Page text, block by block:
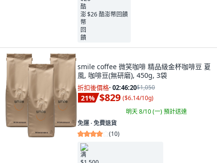
$26 酷澎幣回饋
smile coffee 微笑咖啡 精品級金杯咖啡豆 夏
風, 咖啡豆(無研磨), 450g, 3袋
折扣後價格· 02:46:18$1,050
21% $829 ($6.14/10g)
明天 8/10 (一)預計送達
免運 ∙ 免費退貨
(10)